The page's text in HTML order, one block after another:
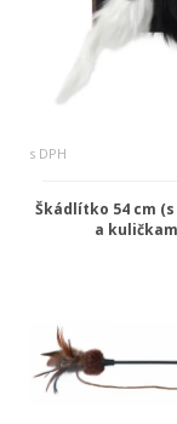
s DPH
Škádlítko 54 cm
a